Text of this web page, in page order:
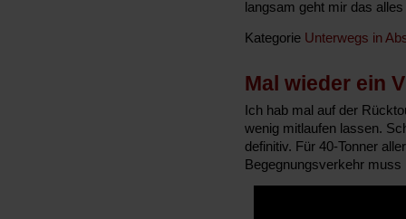
langsam geht mir das
Kategorie Unterwegs in
Mal wieder ein
Ich hab mal auf der
wenig mitlaufen lassen.
definitiv. Für 40-Tonner
Begegnungsverkehr